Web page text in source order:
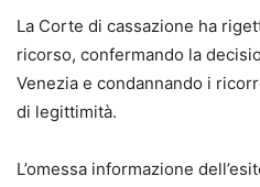
La Corte di cassazione ha
ricorso, confermando la
Venezia e condannando i
di legittimità.
L’omessa informazione